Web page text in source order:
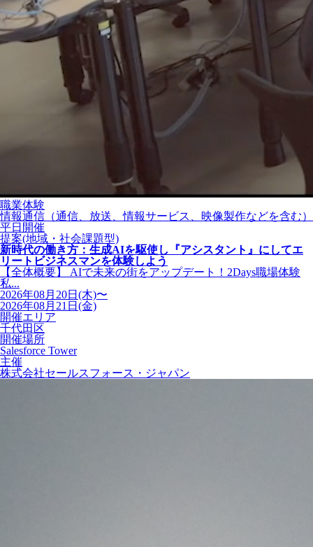
職業体験
情報通信（通信、放送、情報サービス、映像製作などを含む）
平日開催
提案(地域・社会課題型)
新時代の働き方：生成AIを駆使し『アシスタント』にしてエ
リートビジネスマンを体験しよう
【全体概要】 AIで未来の街をアップデート！2Days職場体験
私...
2026年08月20日(木)〜
2026年08月21日(金)
開催エリア
千代田区
開催場所
Salesforce Tower
主催
株式会社セールスフォース・ジャパン